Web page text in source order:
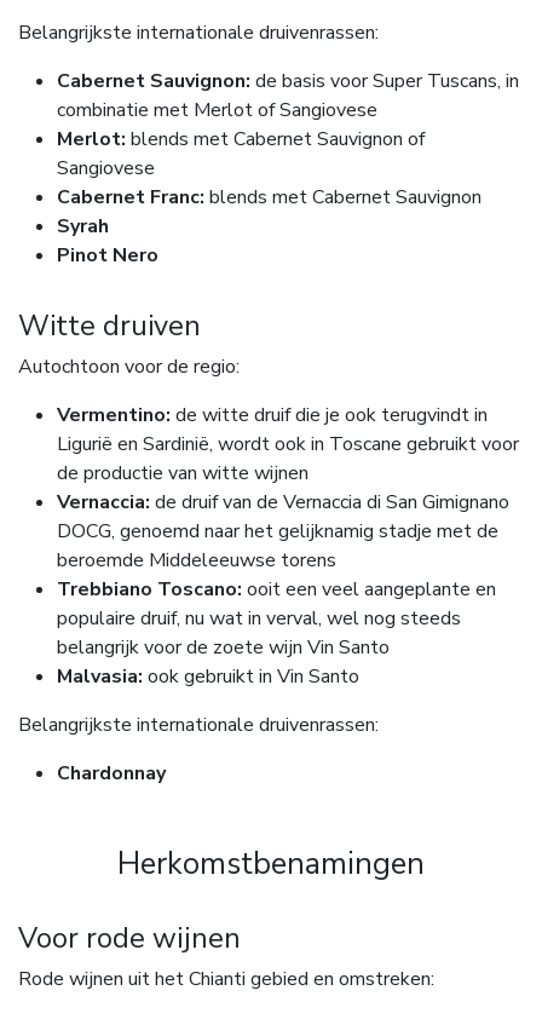
Belangrijkste internationale druivenrassen:
Cabernet Sauvignon: de basis voor Super Tuscans, in
combinatie met Merlot of Sangiovese
Merlot: blends met Cabernet Sauvignon of
Sangiovese
Cabernet Franc: blends met Cabernet Sauvignon
Syrah
Pinot Nero
Witte druiven
Autochtoon voor de regio:
Vermentino: de witte druif die je ook terugvindt in
Ligurië en Sardinië, wordt ook in Toscane gebruikt voor
de productie van witte wijnen
Vernaccia: de druif van de Vernaccia di San Gimignano
DOCG, genoemd naar het gelijknamig stadje met de
beroemde Middeleeuwse torens
Trebbiano Toscano: ooit een veel aangeplante en
populaire druif, nu wat in verval, wel nog steeds
belangrijk voor de zoete wijn Vin Santo
Malvasia: ook gebruikt in Vin Santo
Belangrijkste internationale druivenrassen:
Chardonnay
Herkomstbenamingen
Voor rode wijnen
Rode wijnen uit het Chianti gebied en omstreken: